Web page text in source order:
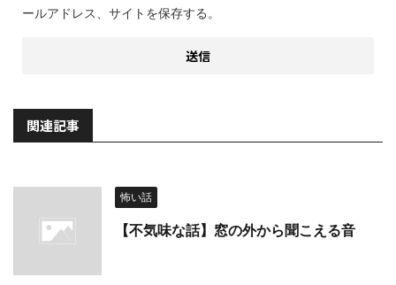
ールアドレス、サイトを保存する。
関連記事
怖い話
【不気味な話】窓の外から聞こえる音